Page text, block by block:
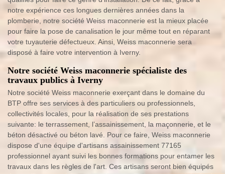
notre expérience ces longues dernières années dans la
plomberie, notre société Weiss maconnerie est la mieux placée
pour faire la pose de canalisation le jour même tout en réparant
votre tuyauterie défectueux. Ainsi, Weiss maconnerie sera
disposé à faire votre intervention à Iverny.
Notre société Weiss maconnerie spécialiste des
travaux publics à Iverny
Notre société Weiss maconnerie exerçant dans le domaine du
BTP offre ses services à des particuliers ou professionnels,
collectivités locales, pour la réalisation de ses prestations
suivante: le terrassement, l’assainissement, la maçonnerie, et le
béton désactivé ou béton lavé. Pour ce faire, Weiss maconnerie
dispose d'une équipe d'artisans assainissement 77165
professionnel ayant suivi les bonnes formations pour entamer les
travaux dans les règles de l'art. Ces artisans seront bien équipés